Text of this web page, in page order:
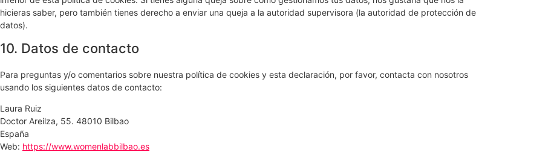
hicieras saber, pero también tienes derecho a enviar una queja a la autoridad supervisora (la autoridad de protección de
datos).
10. Datos de contacto
Para preguntas y/o comentarios sobre nuestra política de cookies y esta declaración, por favor, contacta con nosotros
usando los siguientes datos de contacto:
Laura Ruiz
Doctor Areilza, 55. 48010 Bilbao
España
Web: https://www.womenlabbilbao.es